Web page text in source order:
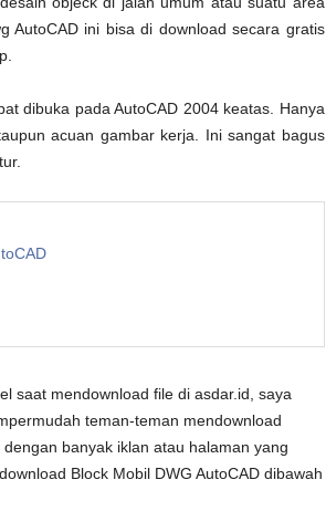
AutoCAD ini bisa di download secara gratis
dibuka pada AutoCAD 2004 keatas. Hanya
acuan gambar kerja. Ini sangat bagus
saat mendownload file di asdar.id, saya
teman-teman mendownload
banyak iklan atau halaman yang
Block Mobil DWG AutoCAD dibawah